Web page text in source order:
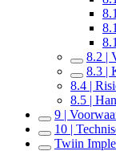
8.2 |
8.3 |
8.4 |
8.5 |
9 |
10 |
Twiin